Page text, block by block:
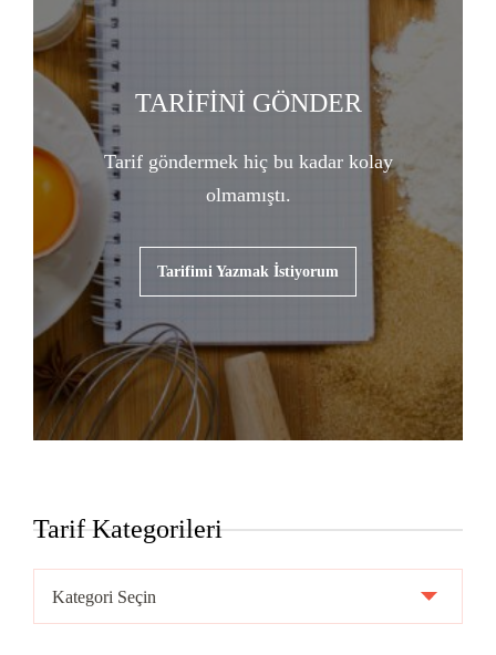
TARİFİNİ GÖNDER
Tarif göndermek hiç bu kadar kolay
olmamıştı.
Tarifimi Yazmak İstiyorum
Tarif Kategorileri
Kategorileri